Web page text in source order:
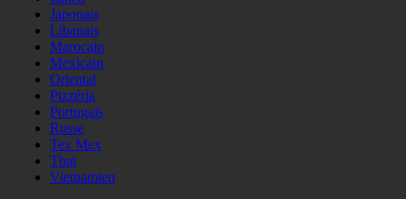
Japonais
Libanais
Marocain
Mexicain
Oriental
Pizzéria
Portugais
Russe
Tex Mex
Thaï
Vietnamien